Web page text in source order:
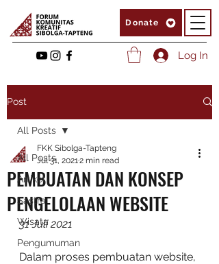
Donate
Log In
Post
All Posts
Artikel
Sastra
Wisata
Pengumuman
All Posts
PEMBUATAN DAN KONSEP
PENGELOLAAN WEBSITE
FKK Sibolga-Tapteng
Jul 31, 20212 min read
31 Juli 2021
Dalam proses pembuatan website,